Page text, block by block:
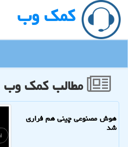
كمك وب
مطالب كمك وب
هوش مصنوعی چینی هم فراری
شد